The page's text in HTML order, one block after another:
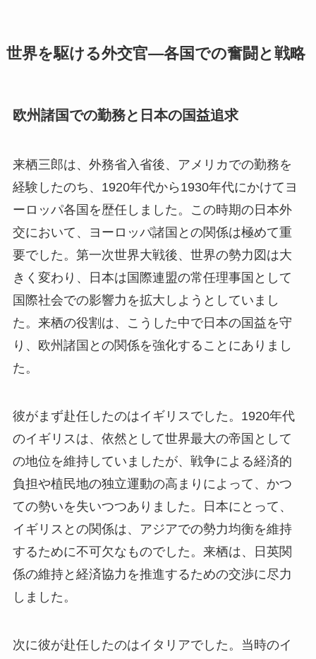
世界を駆ける外交官―各国での奮闘と戦略
欧州諸国での勤務と日本の国益追求
来栖三郎は、外務省入省後、アメリカでの勤務を
経験したのち、1920年代から1930年代にかけてヨ
ーロッパ各国を歴任しました。この時期の日本外
交において、ヨーロッパ諸国との関係は極めて重
要でした。第一次世界大戦後、世界の勢力図は大
きく変わり、日本は国際連盟の常任理事国として
国際社会での影響力を拡大しようとしていまし
た。来栖の役割は、こうした中で日本の国益を守
り、欧州諸国との関係を強化することにありまし
た。
彼がまず赴任したのはイギリスでした。1920年代
のイギリスは、依然として世界最大の帝国として
の地位を維持していましたが、戦争による経済的
負担や植民地の独立運動の高まりによって、かつ
ての勢いを失いつつありました。日本にとって、
イギリスとの関係は、アジアでの勢力均衡を維持
するために不可欠なものでした。来栖は、日英関
係の維持と経済協力を推進するための交渉に尽力
しました。
次に彼が赴任したのはイタリアでした。当時のイ